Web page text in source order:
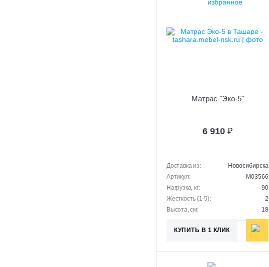
Матрас "Эко-5"
6 910 ₽
Доставка из:
Новосибирска
Артикул:
M03566
Нагрузка, кг:
90
Жесткость (1-5):
2
Высота, см:
18
КУПИТЬ В 1 КЛИК